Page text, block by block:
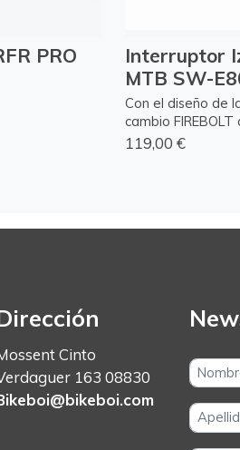
PRO
Interruptor
MTB SW-
Con el diseño de
cambio FIREBOLT
119,00 €
Cinto
163 08830